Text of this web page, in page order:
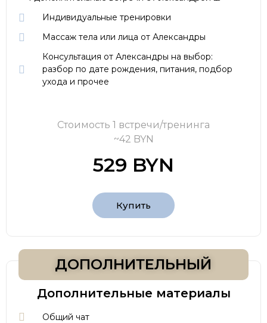
Индивидуальные тренировки
Массаж тела или лица от Александры
Консультация от Александры на выбор:
разбор по дате рождения, питания, подбор
ухода и прочее
Стоимость 1 встречи/тренинга
~42 BYN
529 BYN
Купить
ДОПОЛНИТЕЛЬНЫЙ
Дополнительные материалы
Общий чат